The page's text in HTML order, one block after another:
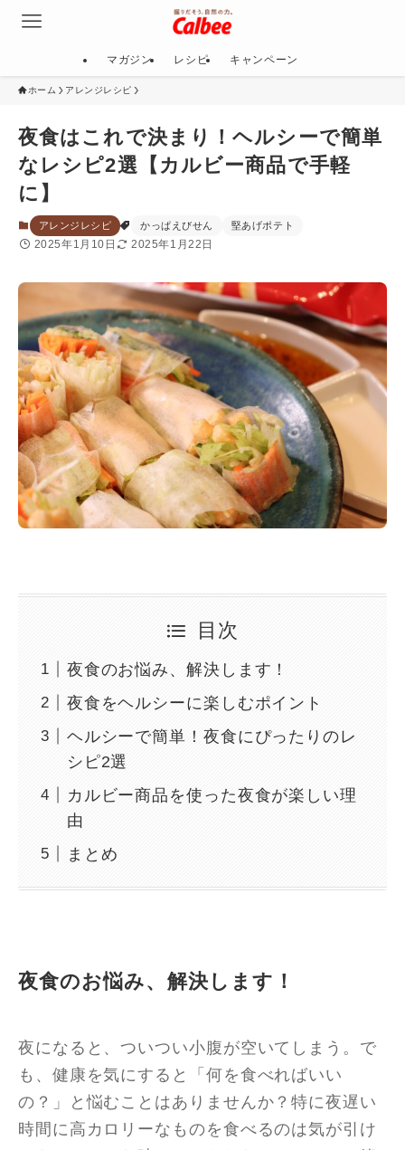
マガジン レシピ キャンペーン
ホーム アレンジレシピ
夜食はこれで決まり！ヘルシーで簡単
なレシピ2選【カルビー商品で手軽
に】
アレンジレシピ かっぱえびせん 堅あげポテト
2025年1月10日 2025年1月22日
目次
夜食のお悩み、解決します！
夜食をヘルシーに楽しむポイント
ヘルシーで簡単！夜食にぴったりのレ
シピ2選
カルビー商品を使った夜食が楽しい理
由
まとめ
夜食のお悩み、解決します！
夜になると、ついつい小腹が空いてしまう。で
も、健康を気にすると「何を食べればいい
の？」と悩むことはありませんか？特に夜遅い
時間に高カロリーなものを食べるのは気が引け